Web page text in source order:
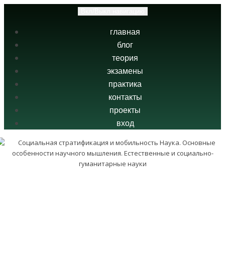
главная
блог
теория
экзамены
практика
контакты
проекты
вход